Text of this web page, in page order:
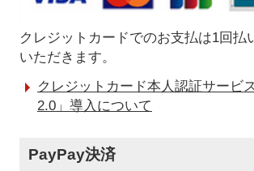
クレジットカードでのお支払は1回払
いただきます。
クレジットカード本人認証サービ
2.0」導入について
PayPay決済